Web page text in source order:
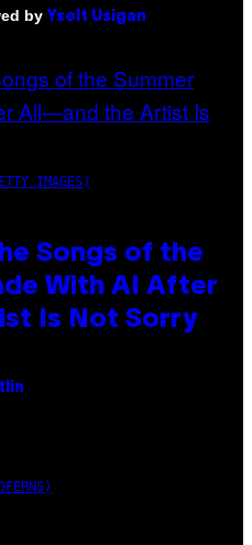
by Ysolt Usigan
IMAGES)
Songs of the
With AI After
Is Not Sorry